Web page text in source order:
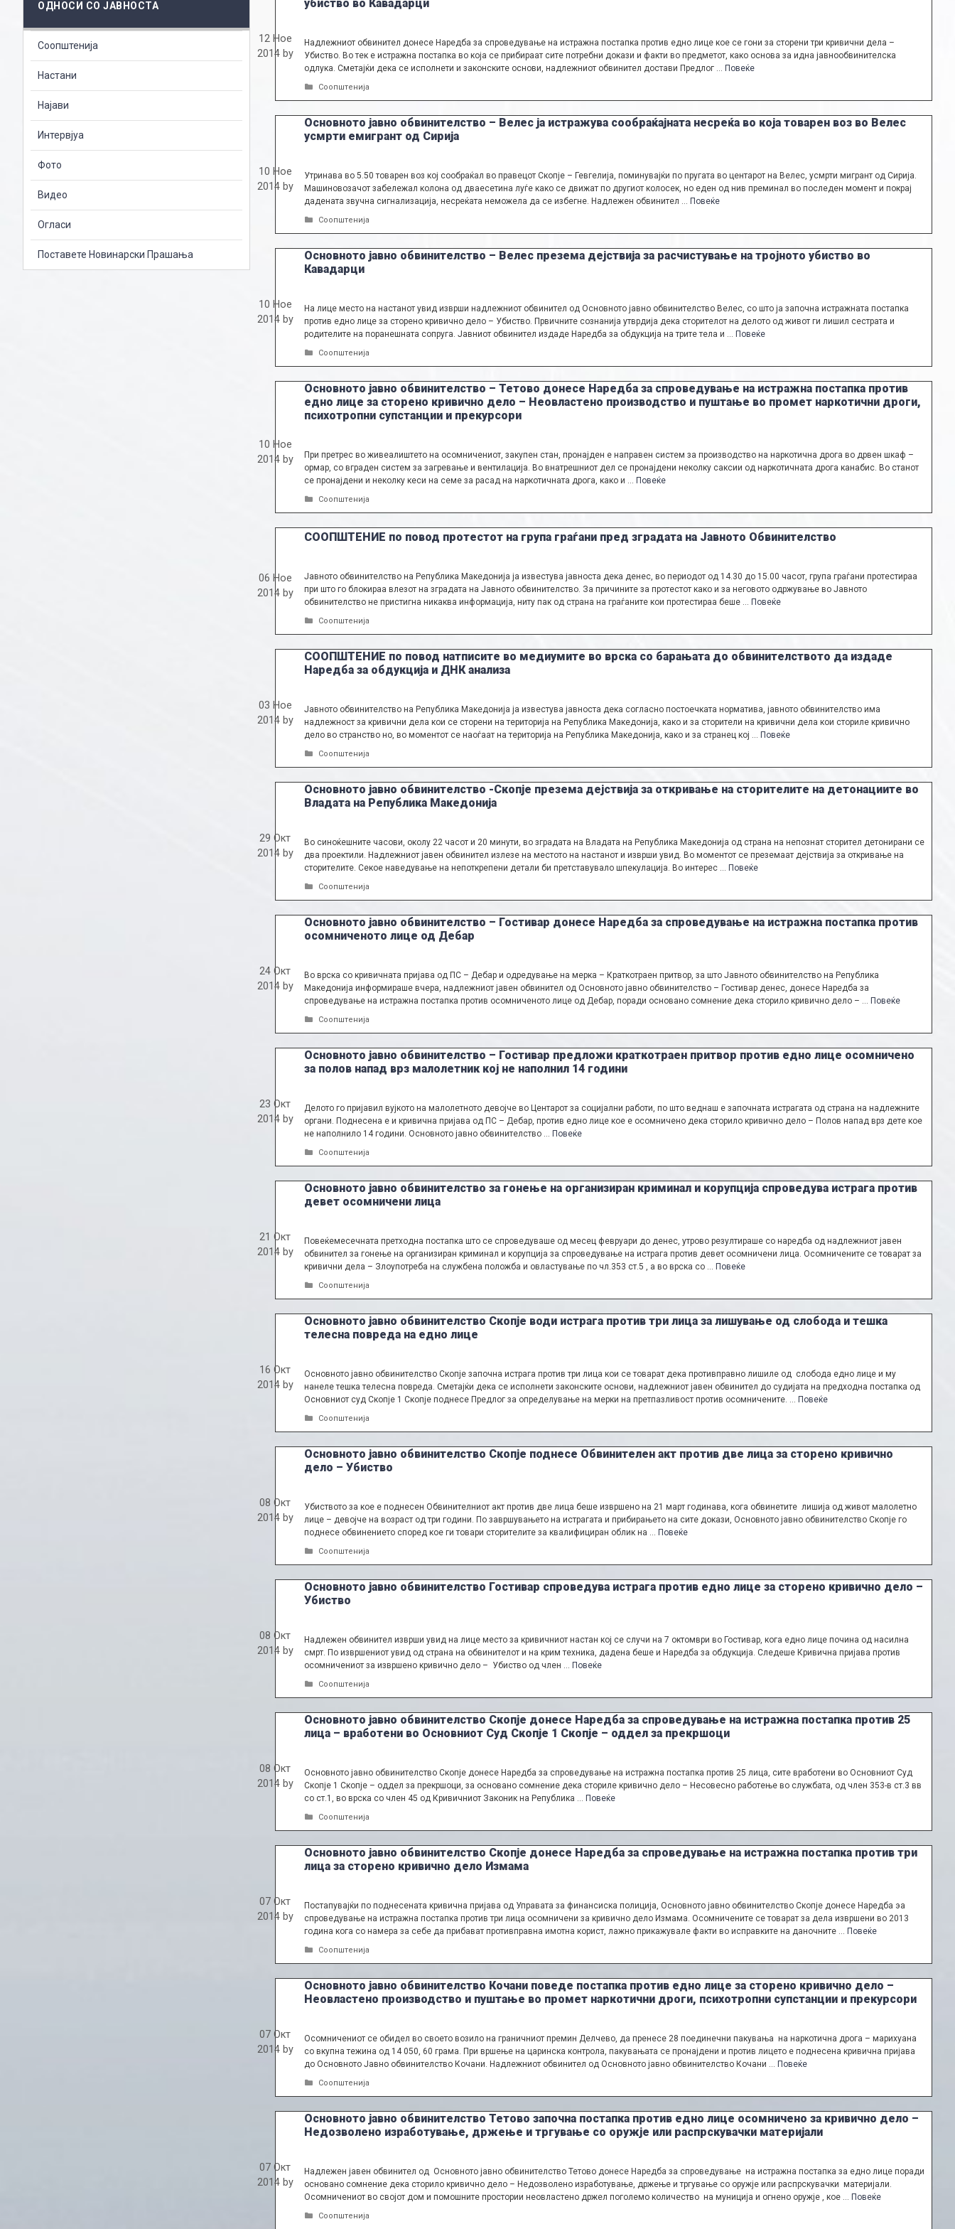
убиство во Кавадарци
12 Ное
2014 by
Надлежниот обвинител донесе Наредба за спроведување на истражна постапка против едно лице кое се гони за сторени три кривични дела –
Убиство. Во тек е истражна постапка во која се прибираат сите потребни докази и факти во предметот, како основа за идна јавнообвинителска
одлука. Сметајќи дека се исполнети и законските основи, надлежниот обвинител достави Предлог … Повеќе
Categories
Соопштенија
Основното јавно обвинителство – Велес ја истражува сообраќајната несреќа во која товарен воз во Велес
усмрти емигрант од Сирија
10 Ное
2014 by
Утринава во 5.50 товарен воз кој сообраќал во правецот Скопје – Гевгелија, поминувајќи по пругата во центарот на Велес, усмрти мигрант од Сирија.
Машиновозачот забележал колона од дваесетина луѓе како се движат по другиот колосек, но еден од нив преминал во последен момент и покрај
дадената звучна сигнализација, несреќата неможела да се избегне. Надлежен обвинител … Повеќе
Categories
Соопштенија
Основното јавно обвинителство – Велес презема дејствија за расчистување на тројното убиство во
Кавадарци
10 Ное
2014 by
На лице место на настанот увид изврши надлежниот обвинител од Основното јавно обвинителство Велес, со што ја започна истражната постапка
против едно лице за сторено кривично дело – Убиство. Првичните сознанија утврдија дека сторителот на делото од живот ги лишил сестрата и
родителите на поранешната сопруга. Јавниот обвинител издаде Наредба за обдукција на трите тела и … Повеќе
Categories
Соопштенија
Основното јавно обвинителство – Тетово донесе Наредба за спроведување на истражна постапка против
едно лице за сторено кривично дело – Неовластено производство и пуштање во промет наркотични дроги,
психотропни супстанции и прекурсори
10 Ное
2014 by
При претрес во живеалиштето на осомничениот, закупен стан, пронајден е направен систем за производство на наркотична дрога во дрвен шкаф –
ормар, со вграден систем за загревање и вентилација. Во внатрешниот дел се пронајдени неколку саксии од наркотичната дрога канабис. Во станот
се пронајдени и неколку кеси на семе за расад на наркотичната дрога, како и … Повеќе
Categories
Соопштенија
СООПШТЕНИЕ по повод протестот на група граѓани пред зградата на Јавното Обвинителство
06 Ное
2014 by
Јавното обвинителство на Република Македонија ја известува јавноста дека денес, во периодот од 14.30 до 15.00 часот, група граѓани протестираа
при што го блокираа влезот на зградата на Јавното обвинителство. За причините за протестот како и за неговото одржување во Јавното
обвинителство не пристигна никаква информација, ниту пак од страна на граѓаните кои протестираа беше … Повеќе
Categories
Соопштенија
СООПШТЕНИЕ по повод натписите во медиумите во врска со барањата до обвинителството да издаде
Наредба за обдукција и ДНК анализа
03 Ное
2014 by
Јавното обвинителство на Република Македонија ја известува јавноста дека согласно постоечката норматива, јавното обвинителство има
надлежност за кривични дела кои се сторени на територија на Република Македонија, како и за сторители на кривични дела кои сториле кривично
дело во странство но, во моментот се наоѓаат на територија на Република Македонија, како и за странец кој … Повеќе
Categories
Соопштенија
Основното јавно обвинителство -Скопје презема дејствија за откривање на сторителите на детонациите во
Владата на Република Македонија
29 Окт
2014 by
Во синоќешните часови, околу 22 часот и 20 минути, во зградата на Владата на Република Македонија од страна на непознат сторител детонирани се
два проектили. Надлежниот јавен обвинител излезе на местото на настанот и изврши увид. Во моментот се преземаат дејствија за откривање на
сторителите. Секое наведување на непоткрепени детали би претставувало шпекулација. Во интерес … Повеќе
Categories
Соопштенија
Основното јавно обвинителство – Гостивар донесе Наредба за спроведување на истражна постапка против
осомниченото лице од Дебар
24 Окт
2014 by
Во врска со кривичната пријава од ПС – Дебар и одредување на мерка – Краткотраен притвор, за што Јавното обвинителство на Република
Македонија информираше вчера, надлежниот јавен обвинител од Основното јавно обвинителство – Гостивар денес, донесе Наредба за
спроведување на истражна постапка против осомниченото лице од Дебар, поради основано сомнение дека сторило кривично дело – … Повеќе
Categories
Соопштенија
Основното јавно обвинителство – Гостивар предложи краткотраен притвор против едно лице осомничено
за полов напад врз малолетник кој не наполнил 14 години
23 Окт
2014 by
Делото го пријавил вујкото на малолетното девојче во Центарот за социјални работи, по што веднаш е започната истрагата од страна на надлежните
органи. Поднесена e и кривична пријава од ПС – Дебар, против едно лице кое е осомничено дека сторило кривично дело – Полов напад врз дете кое
не наполнило 14 години. Основното јавно обвинителство … Повеќе
Categories
Соопштенија
Основното јавно обвинителство за гонење на организиран криминал и корупција спроведува истрага против
девет осомничени лица
21 Окт
2014 by
Повеќемесечната претходна постапка што се спроведуваше од месец февруари до денес, утрово резултираше со наредба од надлежниот јавен
обвинител за гонење на организиран криминал и корупција за спроведување на истрага против девет осомничени лица. Осомничените се товарат за
кривични дела – Злоупотреба на службена положба и овластување по чл.353 ст.5 , а во врска со … Повеќе
Categories
Соопштенија
Основното јавно обвинителство Скопје води истрага против три лица за лишување од слобода и тешка
телесна повреда на едно лице
16 Окт
2014 by
Основното јавно обвинителство Скопје започна истрага против три лица кои се товарат дека противправно лишиле од слобода едно лице и му
нанеле тешка телесна повреда. Сметајќи дека се исполнети законските основи, надлежниот јавен обвинител до судијата на предходна постапка од
Основниот суд Скопје 1 Скопје поднесе Предлог за определување на мерки на претпазливост против осомничените. … Повеќе
Categories
Соопштенија
Основното јавно обвинителство Скопје поднесе Обвинителен акт против две лица за сторено кривично
дело – Убиство
08 Окт
2014 by
Убиството за кое е поднесен Обвинителниот акт против две лица беше извршено на 21 март годинава, кога обвинетите лишија од живот малолетно
лице – девојче на возраст од три години. По завршувањето на истрагата и прибирањето на сите докази, Основното јавно обвинителство Скопје го
поднесе обвинението според кое ги товари сторителите за квалифициран облик на … Повеќе
Categories
Соопштенија
Основното јавно обвинителство Гостивар спроведува истрага против едно лице за сторено кривично дело –
Убиство
08 Окт
2014 by
Надлежен обвинител изврши увид на лице место за кривичниот настан кој се случи на 7 октомври во Гостивар, кога едно лице почина од насилна
смрт. По извршениот увид од страна на обвинителот и на крим техника, дадена беше и Наредба за обдукција. Следеше Кривична пријава против
осомничениот за извршено кривично дело – Убиство од член … Повеќе
Categories
Соопштенија
Основното јавно обвинителство Скопје донесе Наредба за спроведување на истражна постапка против 25
лица – вработени во Основниот Суд Скопје 1 Скопје – оддел за прекршоци
08 Окт
2014 by
Основното јавно обвинителство Скопје донесе Наредба за спроведување на истражна постапка против 25 лица, сите вработени во Основниот Суд
Скопје 1 Скопје – оддел за прекршоци, за основано сомнение дека сториле кривично дело – Несовесно работење во службата, од член 353-в ст.3 вв
со ст.1, во врска со член 45 од Кривичниот Законик на Република … Повеќе
Categories
Соопштенија
Основното јавно обвинителство Скопје донесе Наредба за спроведување на истражна постапка против три
лица за сторено кривично дело Измама
07 Окт
2014 by
Постапувајќи по поднесената кривична пријава од Управата за финансиска полиција, Основното јавно обвинителство Скопје донесе Наредба эа
спроведување на истражна постапка против три лица осомничени за кривично дело Измама. Осомничените се товарат за дела извршени во 2013
година кога со намера за себе да прибават противправна имотна корист, лажно прикажувале факти во исправките на даночните … Повеќе
Categories
Соопштенија
Основното јавно обвинителство Кочани поведе постапка против едно лице за сторено кривично дело –
Неовластено производство и пуштање во промет наркотични дроги, психотропни супстанции и прекурсори
07 Окт
2014 by
Осомничениот се обидел во своето возило на граничниот премин Делчево, да пренесе 28 поединечни пакувања на наркотична дрога – марихуана
со вкупна тежина од 14 050, 60 грама. При вршење на царинска контрола, пакувањата се пронајдени и против лицето е поднесена кривична пријава
до Основното Јавно обвинителство Кочани. Надлежниот обвинител од Основното јавно обвинителство Кочани … Повеќе
Categories
Соопштенија
Основното јавно обвинителство Тетово започна постапка против едно лице осомничено за кривично дело –
Недозволено изработување, држење и тргување со оружје или распрскувачки материјали
07 Окт
2014 by
Надлежен јавен обвинител од Основното јавно обвинителство Тетово донесе Наредба за спроведување на истражна постапка за едно лице поради
основано сомнение дека сторило кривично дело – Недозволено изработување, држење и тргување со оружје или распрскувачки материјали.
Осомничениот во својот дом и помошните простории неовластено држел поголемо количество на муниција и огнено оружје , кое … Повеќе
Categories
Соопштенија
ОДНОСИ СО ЈАВНОСТА
Соопштенија
Настани
Најави
Интервјуа
Фото
Видео
Огласи
Поставете Новинарски Прашања